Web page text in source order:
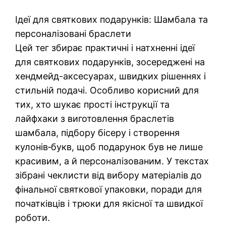
Ідеї для святкових подарунків: Шамбала та
персоналізовані браслети
Цей тег збирає практичні і натхненні ідеї
для святкових подарунків, зосереджені на
хендмейд-аксесуарах, швидких рішеннях і
стильній подачі. Особливо корисний для
тих, хто шукає прості інструкції та
лайфхаки з виготовлення браслетів
шамбала, підбору бісеру і створення
кулонів‑букв, щоб подарунок був не лише
красивим, а й персоналізованим. У текстах
зібрані чеклисти від вибору матеріалів до
фінальної святкової упаковки, поради для
початківців і трюки для якісної та швидкої
роботи.